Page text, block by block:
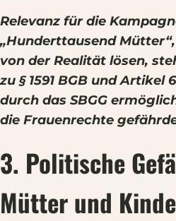
Relevanz für die
„Hunderttausend
von der Realität lösen,
zu § 1591 BGB und Artikel
durch das SBGG
die Frauenrechte
3. Politische
Mütter und